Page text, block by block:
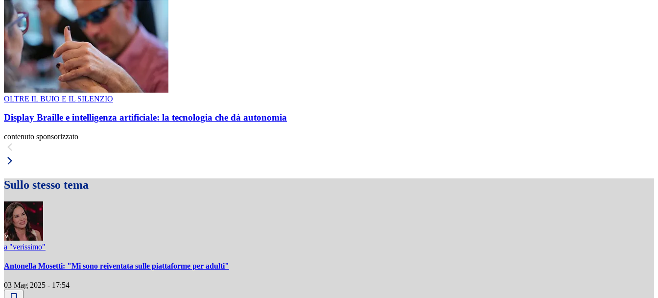
OLTRE IL BUIO E IL SILENZIO
Display Braille e intelligenza artificiale: la tecnologia che dà autonomia
contenuto sponsorizzato
Sullo stesso tema
a "verissimo"
Antonella Mosetti: "Mi sono reiventata sulle piattaforme per adulti"
03 Mag 2025 - 17:54